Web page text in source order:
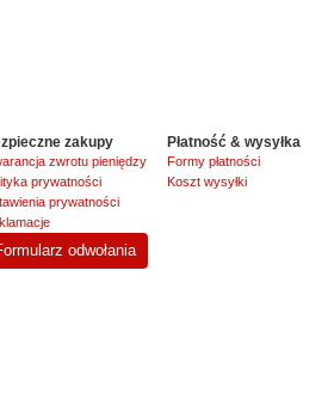
zakupy
zwrotu pieniędzy
prywatności
prywatności
odwołania
Płatność & wysyłka
Formy płatności
Koszt wysyłki